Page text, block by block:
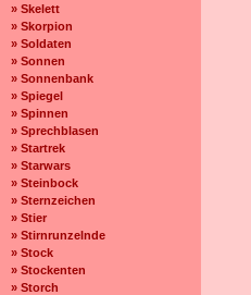
» Skelett
» Skorpion
» Soldaten
» Sonnen
» Sonnenbank
» Spiegel
» Spinnen
» Sprechblasen
» Startrek
» Starwars
» Steinbock
» Sternzeichen
» Stier
» Stirnrunzelnde
» Stock
» Stockenten
» Storch